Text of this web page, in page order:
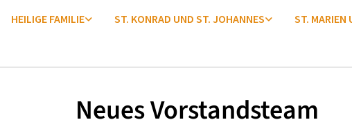
HEILIGE FAMILIE ST. KONRAD UND ST. JOHANNES ST. MARIEN
Neues Vorstandsteam